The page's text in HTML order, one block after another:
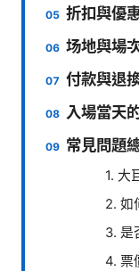
折扣與優
场地與場
付款與退
入場當天
常見問題
1. 大
2. 如
3. 是
4. 票